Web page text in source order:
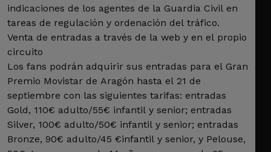
indicaciones de los agentes de la Guardia Civil en
tareas de regulación y ordenación del tráfico.
Venta de entradas a través de la web y en el propio
circuito
Los fans podrán adquirir sus entradas para el Gran
Premio Movistar de Aragón hasta el 21 de
septiembre con las siguientes tarifas: entradas
Gold, 110€ adulto/55€ infantil y senior; entradas
Silver, 100€ adulto/50€ infantil y senior; entradas
Bronze, 90€ adulto/45 €infantil y senior, y Pelouse,